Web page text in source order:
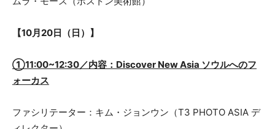
【10月20日（日）】
①11:00~12:30／内容：Discover New Asia ソウルへのフ
ォーカス
ファシリテーター：キム・ジョンウン（T3 PHOTO ASIA デ